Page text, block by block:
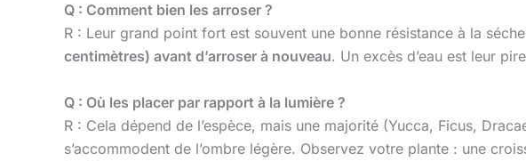
Q : Comment bien les arroser ?
R : Leur grand point fort est souvent une bonne résistance à la
centimètres) avant d’arroser à nouveau. Un excès d’eau est leur
Q : Où les placer par rapport à la lumière ?
R : Cela dépend de l’espèce, mais une majorité (Yucca, Ficus,
s’accommodent de l’ombre légère. Observez votre plante : une